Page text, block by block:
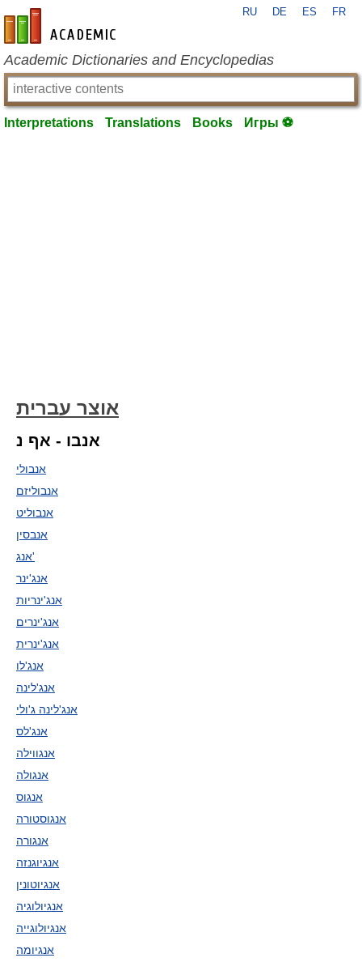
en-academic.com
RU DE ES FR
Academic Dictionaries and Encyclopedias
Interpretations Translations Books Игры ⚽
אוצר עברית
אנבו - אף נ
אנבולי
אנבוליזם
אנבוליט
אנבסין
אנג'
אנג'ינר
אנג'ינריות
אנג'ינרים
אנג'ינרית
אנג'לו
אנג'לינה
אנג'לינה ג'ולי
אנג'לס
אנגווילה
אנגולה
אנגוס
אנגוסטורה
אנגורה
אנגיוגנזה
אנגיוטונין
אנגיולוגיה
אנגיולוגייה
אנגיומה